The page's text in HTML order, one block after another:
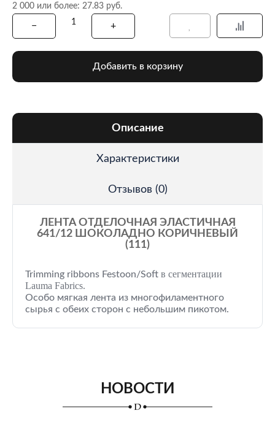
2 000 или более: 27.83 руб.
Добавить в корзину
Описание
Характеристики
Отзывов (0)
ЛЕНТА ОТДЕЛОЧНАЯ ЭЛАСТИЧНАЯ
641/12 ШОКОЛАДНО КОРИЧНЕВЫЙ
(111)
Trimming ribbons Festoon/Soft в сегментации
Lauma Fabrics.
Особо мягкая лента из многофиламентного
сырья с обеих сторон с небольшим пикотом.
НОВОСТИ